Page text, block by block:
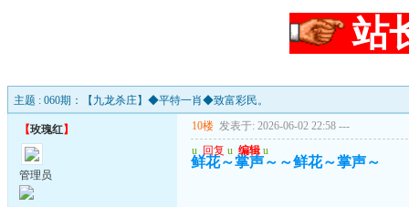
站
主题 : 060期：【九龙杀庄】◆平特一肖◆致富彩民。
【玫瑰红】
管理员
10楼 发表于: 2026-06-02 22:58 ---
u 回复 u 编辑 u
鲜花～掌声～～鲜花～掌声～